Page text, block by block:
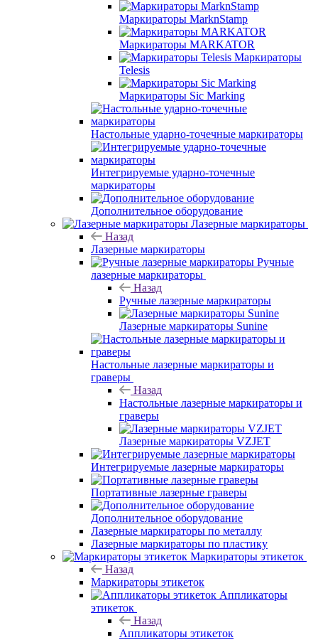
Маркираторы MarknStamp
Маркираторы MARKATOR
Маркираторы
Telesis
Маркираторы Sic Marking
Настольные ударно-точечные маркираторы
Интегрируемые ударно-точечные
маркираторы
Дополнительное оборудование
Лазерные маркираторы
Назад
Лазерные маркираторы
Ручные
лазерные маркираторы
Назад
Ручные лазерные маркираторы
Лазерные маркираторы Sunine
Настольные лазерные маркираторы и
граверы
Назад
Настольные лазерные маркираторы и
граверы
Лазерные маркираторы VZJET
Интегрируемые лазерные маркираторы
Портативные лазерные граверы
Дополнительное оборудование
Лазерные маркираторы по металлу
Лазерные маркираторы по пластику
Маркираторы этикеток
Назад
Маркираторы этикеток
Аппликаторы
этикеток
Назад
Аппликаторы этикеток